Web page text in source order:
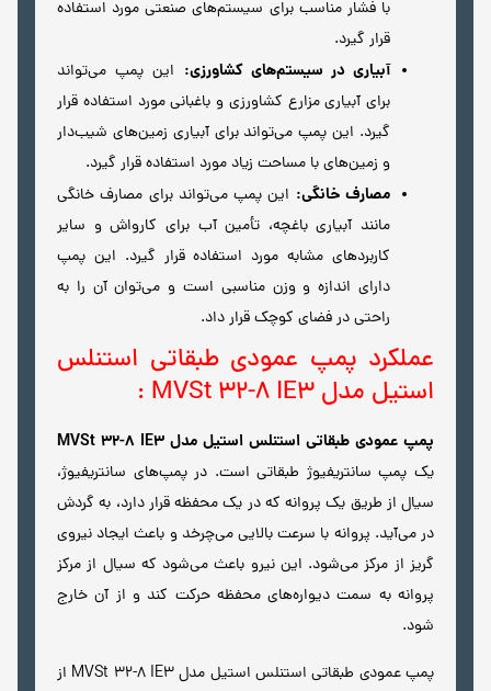
با فشار مناسب برای سیستم‌های صنعتی مورد استفاده
قرار گیرد.
آبیاری در سیستم‌های کشاورزی: این پمپ می‌تواند
برای آبیاری مزارع کشاورزی و باغبانی مورد استفاده قرار
گیرد. این پمپ می‌تواند برای آبیاری زمین‌های شیب‌دار
و زمین‌های با مساحت زیاد مورد استفاده قرار گیرد.
مصارف خانگی: این پمپ می‌تواند برای مصارف خانگی
مانند آبیاری باغچه، تأمین آب برای کارواش و سایر
کاربردهای مشابه مورد استفاده قرار گیرد. این پمپ
دارای اندازه و وزن مناسبی است و می‌توان آن را به
راحتی در فضای کوچک قرار داد.
عملکرد پمپ عمودی طبقاتی استنلس
استیل مدل MVSt 32-8 IE3 :
پمپ عمودی طبقاتی استنلس استیل مدل MVSt 32-8 IE3
یک پمپ سانتریفیوژ طبقاتی است. در پمپ‌های سانتریفیوژ،
سیال از طریق یک پروانه که در یک محفظه قرار دارد، به گردش
در می‌آید. پروانه با سرعت بالایی می‌چرخد و باعث ایجاد نیروی
گریز از مرکز می‌شود. این نیرو باعث می‌شود که سیال از مرکز
پروانه به سمت دیواره‌های محفظه حرکت کند و از آن خارج
شود.
پمپ عمودی طبقاتی استنلس استیل مدل MVSt 32-8 IE3 از